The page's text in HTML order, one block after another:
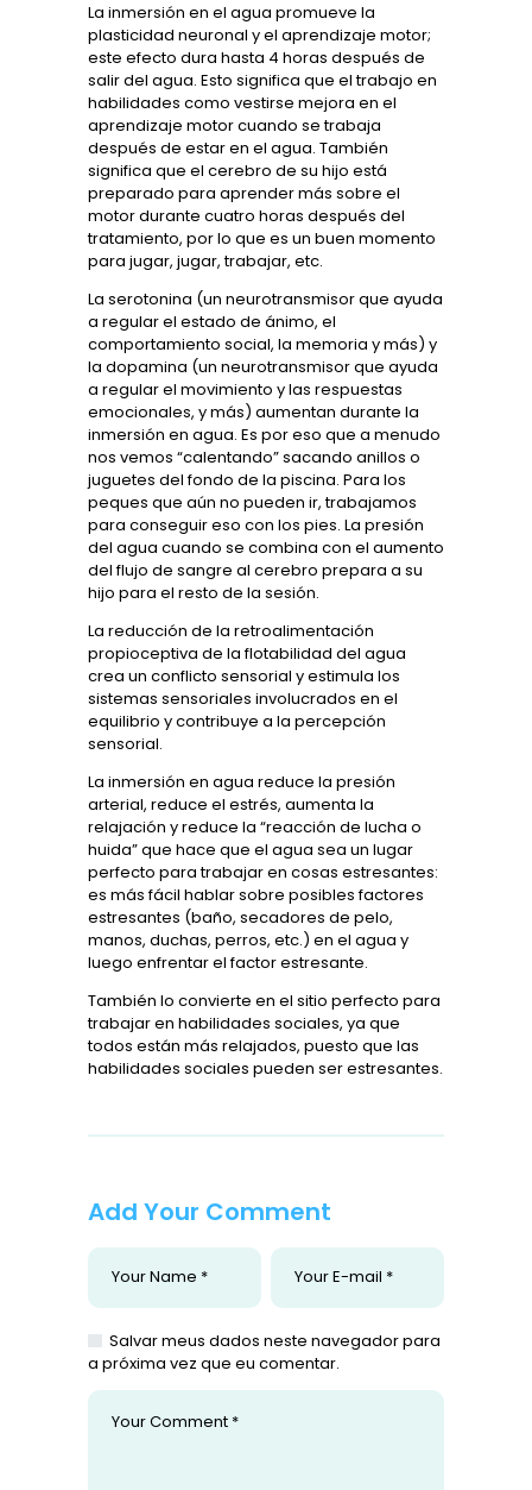
La inmersión en el agua promueve la
plasticidad neuronal y el aprendizaje motor;
este efecto dura hasta 4 horas después de
salir del agua. Esto significa que el trabajo en
habilidades como vestirse mejora en el
aprendizaje motor cuando se trabaja
después de estar en el agua. También
significa que el cerebro de su hijo está
preparado para aprender más sobre el
motor durante cuatro horas después del
tratamiento, por lo que es un buen momento
para jugar, jugar, trabajar, etc.
La serotonina (un neurotransmisor que ayuda
a regular el estado de ánimo, el
comportamiento social, la memoria y más) y
la dopamina (un neurotransmisor que ayuda
a regular el movimiento y las respuestas
emocionales, y más) aumentan durante la
inmersión en agua. Es por eso que a menudo
nos vemos “calentando” sacando anillos o
juguetes del fondo de la piscina. Para los
peques que aún no pueden ir, trabajamos
para conseguir eso con los pies. La presión
del agua cuando se combina con el aumento
del flujo de sangre al cerebro prepara a su
hijo para el resto de la sesión.
La reducción de la retroalimentación
propioceptiva de la flotabilidad del agua
crea un conflicto sensorial y estimula los
sistemas sensoriales involucrados en el
equilibrio y contribuye a la percepción
sensorial.
La inmersión en agua reduce la presión
arterial, reduce el estrés, aumenta la
relajación y reduce la “reacción de lucha o
huida” que hace que el agua sea un lugar
perfecto para trabajar en cosas estresantes:
es más fácil hablar sobre posibles factores
estresantes (baño, secadores de pelo,
manos, duchas, perros, etc.) en el agua y
luego enfrentar el factor estresante.
También lo convierte en el sitio perfecto para
trabajar en habilidades sociales, ya que
todos están más relajados, puesto que las
habilidades sociales pueden ser estresantes.
Add Your Comment
Salvar meus dados neste navegador para
a próxima vez que eu comentar.